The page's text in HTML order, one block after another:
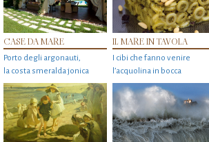
CASE DA MARE
Porto degli argonauti,
la costa smeralda jonica
IL MARE IN TAVOLA
I cibi che fanno venire
l’acquolina in bocca